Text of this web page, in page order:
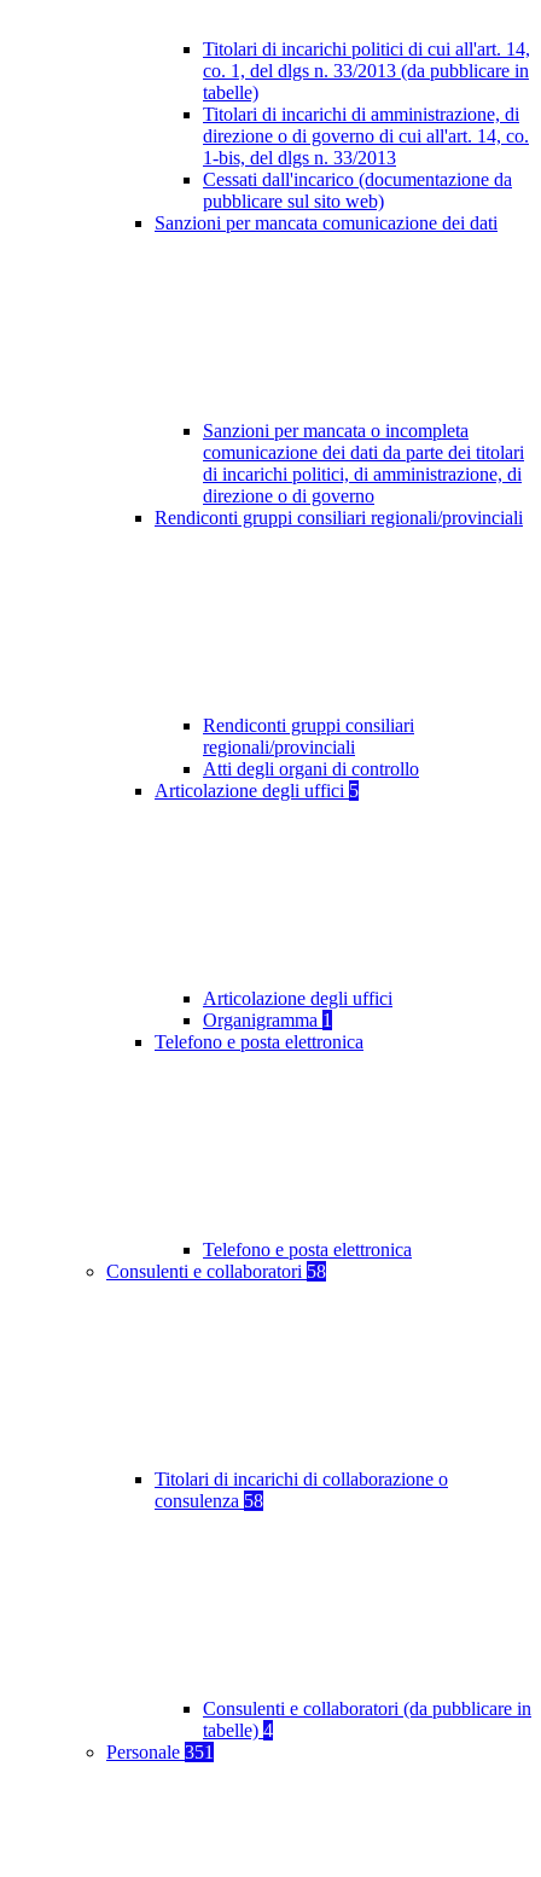
Titolari di incarichi politici di cui all'art. 14,
co. 1, del dlgs n. 33/2013 (da pubblicare in
tabelle)
Titolari di incarichi di amministrazione, di
direzione o di governo di cui all'art. 14, co.
1-bis, del dlgs n. 33/2013
Cessati dall'incarico (documentazione da
pubblicare sul sito web)
Sanzioni per mancata comunicazione dei dati
Sanzioni per mancata o incompleta
comunicazione dei dati da parte dei titolari
di incarichi politici, di amministrazione, di
direzione o di governo
Rendiconti gruppi consiliari regionali/provinciali
Rendiconti gruppi consiliari
regionali/provinciali
Atti degli organi di controllo
Articolazione degli uffici 5
Articolazione degli uffici
Organigramma 1
Telefono e posta elettronica
Telefono e posta elettronica
Consulenti e collaboratori 58
Titolari di incarichi di collaborazione o
consulenza 58
Consulenti e collaboratori (da pubblicare in
tabelle) 4
Personale 351